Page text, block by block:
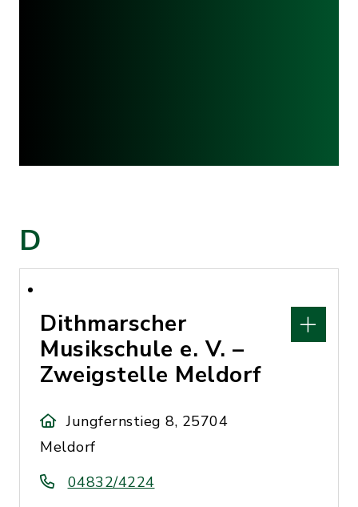
D
Dithmarscher
Musikschule e. V. –
Zweigstelle Meldorf
Jungfernstieg 8, 25704
Meldorf
04832/4224